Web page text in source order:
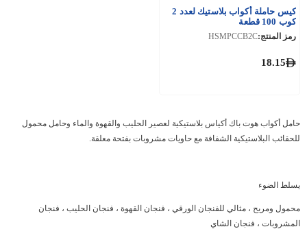
كيس حاملة أكواب بلاستيك لعدد 2
كوب 100 قطعة
رمز المنتج:HSMPCCB2C
18.15
حامل أكواب هوت باك أكياس بلاستيكية لعصير الحليب والقهوة والماء وحامل محمول
للحقائب البلاستيكية الشفافة مع حاويات مشروبات بفتحة معلقة.
يسلط الضوء
محمول ومريح ، مثالي للفنجان الورقي ، فنجان القهوة ، فنجان الحليب ، فنجان
المشروبات ، فنجان الشاي